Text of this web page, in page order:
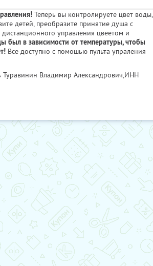
Теперь вы контролируете цвет воды,
детей, преобразите принятие душа с
управления цвеетом и
был в зависимости от температуры, чтобы
Все доступно с помошью пульта упраления
Туравинин Владимир Александрович,ИНН